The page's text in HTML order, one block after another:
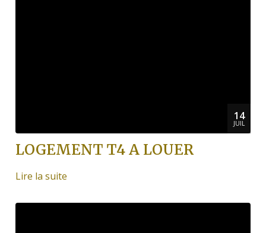
14
JUIL
LOGEMENT T4 A LOUER
Lire la suite